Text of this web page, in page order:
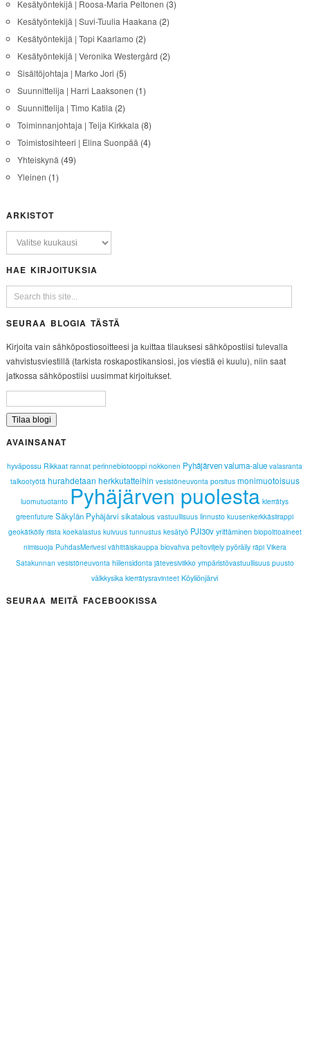
Kesätyöntekijä | Roosa-Maria Peltonen (3)
Kesätyöntekijä | Suvi-Tuulia Haakana (2)
Kesätyöntekijä | Topi Kaarlamo (2)
Kesätyöntekijä | Veronika Westergård (2)
Sisältöjohtaja | Marko Jori (5)
Suunnittelija | Harri Laaksonen (1)
Suunnittelija | Timo Katila (2)
Toiminnanjohtaja | Teija Kirkkala (8)
Toimistosihteeri | Elina Suonpää (4)
Yhteiskynä (49)
Yleinen (1)
ARKISTOT
HAE KIRJOITUKSIA
SEURAA BLOGIA TÄSTÄ
Kirjoita vain sähköpostiosoitteesi ja kuittaa tilauksesi sähköpostiisi tulevalla
vahvistusviestillä (tarkista roskapostikansiosi, jos viestiä ei kuulu), niin saat
jatkossa sähköpostiisi uusimmat kirjoitukset.
AVAINSANAT
hyväpossu Rikkaat rannat perinnebiotooppi nokkonen Pyhäjärven valuma-alue valasranta
talkootyötä hurahdetaan herkkutatteihin vesistöneuvonta porsitus monimuotoisuus
luomutuotanto Pyhäjärven puolesta kierrätys
greenfuture Säkylän Pyhäjärvi sikatalous vastuullisuus linnusto kuusenkerkkäsiirappi
geokätköily riista koekalastus kuivuus tunnustus kesätyö PJI30v yrittäminen biopolttoaineet
nimisuoja PuhdasMerivesi vähittäiskauppa biovahva peltoviljely pyöräily räpi Vikera
Satakunnan vesistöneuvonta hiilensidonta jätevesiviikko ympäristövastuullisuus puusto
välkkysika kierrätysravinteet Köyliönjärvi
SEURAA MEITÄ FACEBOOKISSA